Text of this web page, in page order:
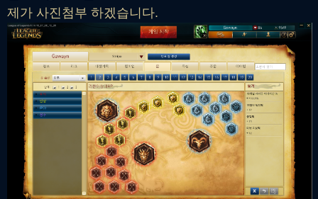
제가 사진첨부 하겠습니다.